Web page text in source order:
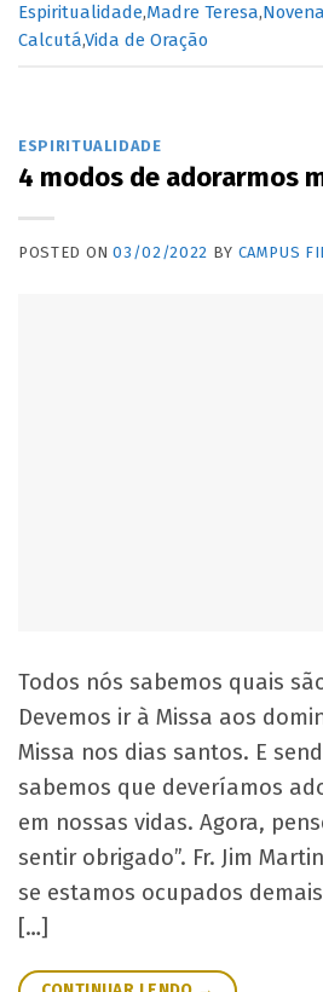
Espiritualidade,Madre Teresa,Novena
Calcutá,Vida de Oração
ESPIRITUALIDADE
4 modos de adorarmos
POSTED ON03/02/2022 BY CAMPUS
Todos nós sabemos quais
Devemos ir à Missa aos
Missa nos dias santos. E
sabemos que deveríamos
em nossas vidas. Agora,
sentir obrigado”. Fr. Jim
se estamos ocupados
[…]